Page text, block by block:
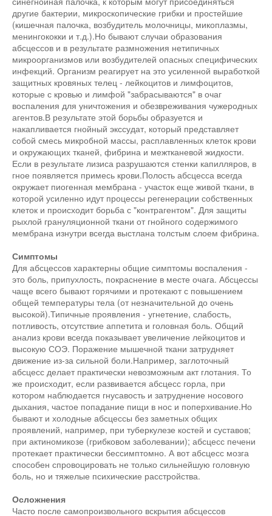
другие бактерии, микроскопические грибки и простейшие
(кишечная палочка, возбудитель молочницы, микоплазмы,
менингококки и т.д.).Но бывают случаи образования
абсцессов и в результате размножения нетипичных
микроорганизмов или возбудителей опасных специфических
инфекций. Организм реагирует на это усиленной выработкой
защитных кровяных телец - лейкоцитов и лимфоцитов,
которые с кровью и лимфой "забрасываются" в очаг
воспаления для уничтожения и обезвреживания чужеродных
агентов.В результате этой борьбы образуется и
накапливается гнойный экссудат, который представляет
собой смесь микробной массы, расплавленных клеток крови
и окружающих тканей, фибрина и межтканевой жидкости.
Если в результате лизиса разрушаются стенки капилляров, в
гное появляется примесь крови.Полость абсцесса всегда
окружает пиогенная мембрана - участок еще живой ткани, в
которой усиленно идут процессы регенерации собственных
клеток и происходит борьба с "контрагентом". Для защиты
рыхлой грануляционной ткани от гнойного содержимого
мембрана изнутри всегда выстлана толстым слоем фибрина.
Симптомы
Для абсцессов характерны общие симптомы воспаления -
это боль, припухлость, покраснение в месте очага. Абсцессы
чаще всего бывают горячими и протекают с повышением
общей температуры тела (от незначительной до очень
высокой).Типичные проявления - угнетение, слабость,
потливость, отсутствие аппетита и головная боль. Общий
анализ крови всегда показывает увеличение лейкоцитов и
высокую СОЭ. Поражение мышечной ткани затрудняет
движение из-за сильной боли.Например, заглоточный
абсцесс делает практически невозможным акт глотания. То
же происходит, если развивается абсцесс горла, при
котором наблюдается гнусавость и затруднение носового
дыхания, частое попадание пищи в нос и поперхивание.Но
бывают и холодные абсцессы без заметных общих
проявлений, например, при туберкулезе костей и суставов;
при актиномикозе (грибковом заболевании); абсцесс печени
протекает практически бессимптомно. А вот абсцесс мозга
способен спровоцировать не только сильнейшую головную
боль, но и тяжелые психические расстройства.
Осложнения
Часто после самопроизвольного вскрытия абсцессов